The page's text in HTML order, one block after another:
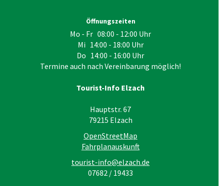
Öffnungszeiten
Mo - Fr 08:00 - 12:00 Uhr
Mi 14:00 - 18:00 Uhr
Do 14:00 - 16:00 Uhr
Termine auch nach Vereinbarung möglich!
Tourist-Info Elzach
Hauptstr. 67
79215 Elzach
OpenStreetMap
Fahrplanauskunft
tourist-info@elzach.de
07682 / 19433